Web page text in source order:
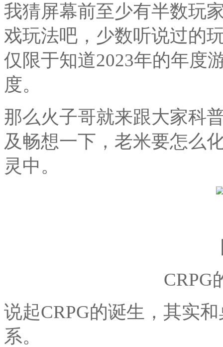
我猜屏幕前至少有半数玩
戏玩法吧，少数听说过的
仅限于知道2023年的年度
度。
那么火子哥就来跟大家科
及畅想一下，老米要怎么
灵中。
CRPG
说起CRPG的诞生，其实
系。